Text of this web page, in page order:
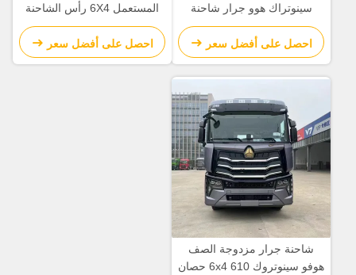
سينوتراك هوو جرار شاحنة
375HP سحب جرار سحب
احصل على أفضل سعر
المستعمل 6X4 رأس الشاحنة
T7H 460 شاحنة الجرار مع
انبعاثات يورو 5
احصل على أفضل سعر
شاحنة جرار مزدوجة الصف
هوفو سينوتروك 6x4 610 حصان